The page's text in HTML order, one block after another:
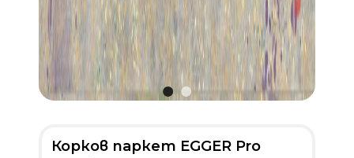
Корков паркет EGGER Pro